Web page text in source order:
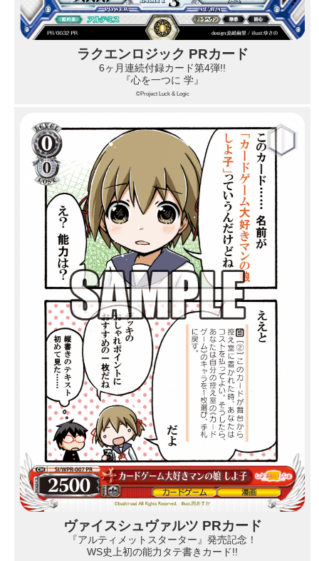
ラクエンロジック PRカード
6ヶ月連続付録カード第4弾!!
『心を一つに 学』
©Project Luck & Logic
ヴァイスシュヴァルツ PRカード
『アルティメットスターター』発売記念！
WS史上初の能力タテ書きカード!!